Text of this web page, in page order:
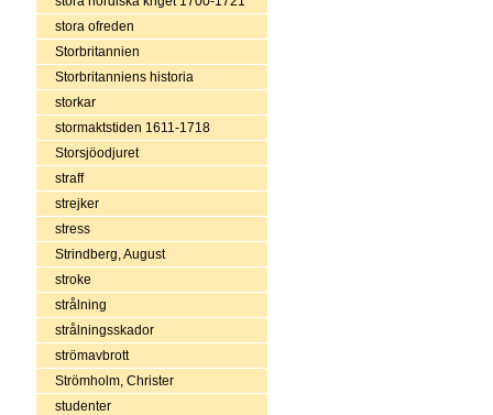
stora ofreden
Storbritannien
Storbritanniens historia
storkar
stormaktstiden 1611-1718
Storsjöodjuret
straff
strejker
stress
Strindberg, August
stroke
strålning
strålningsskador
strömavbrott
Strömholm, Christer
studenter